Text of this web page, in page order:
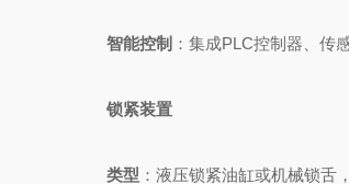
智能控制 ：集成PLC控制器、传
锁紧装置
类型 ：液压锁紧油缸或机械锁舌